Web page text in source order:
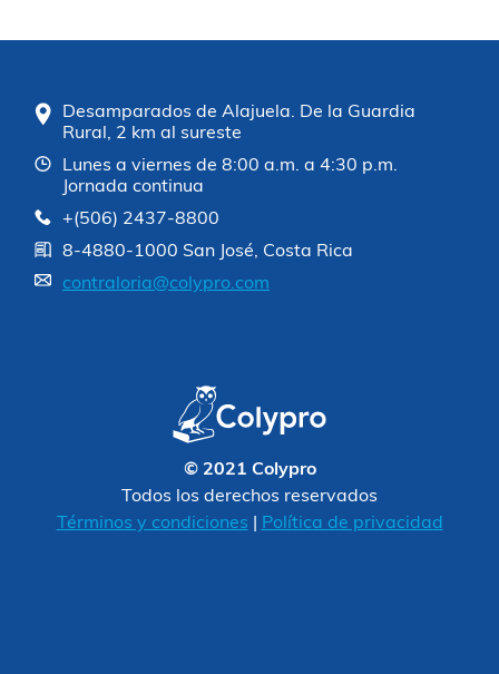
Desamparados de Alajuela. De la Guardia
Rural, 2 km al sureste
Lunes a viernes de 8:00 a.m. a 4:30 p.m.
Jornada continua
+(506) 2437-8800
8-4880-1000 San José, Costa Rica
contraloria@colypro.com
© 2021 Colypro
Todos los derechos reservados
Términos y condiciones
Política de privacidad